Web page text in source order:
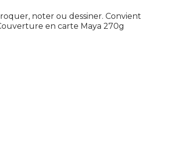
noter ou dessiner. Convient
en carte Maya 270g